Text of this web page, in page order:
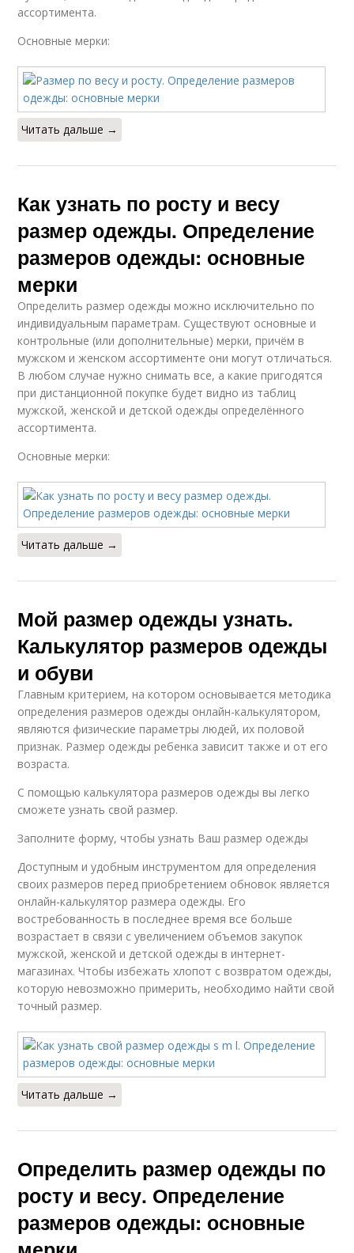
ассортимента.
Основные мерки:
Читать дальше →
Как узнать по росту и весу
размер одежды. Определение
размеров одежды: основные
мерки
Определить размер одежды можно исключительно по
индивидуальным параметрам. Существуют основные и
контрольные (или дополнительные) мерки, причём в
мужском и женском ассортименте они могут отличаться.
В любом случае нужно снимать все, а какие пригодятся
при дистанционной покупке будет видно из таблиц
мужской, женской и детской одежды определённого
ассортимента.
Основные мерки:
Читать дальше →
Мой размер одежды узнать.
Калькулятор размеров одежды
и обуви
Главным критерием, на котором основывается методика
определения размеров одежды онлайн-калькулятором,
являются физические параметры людей, их половой
признак. Размер одежды ребенка зависит также и от его
возраста.
С помощью калькулятора размеров одежды вы легко
сможете узнать свой размер.
Заполните форму, чтобы узнать Ваш размер одежды
Доступным и удобным инструментом для определения
своих размеров перед приобретением обновок является
онлайн-калькулятор размера одежды. Его
востребованность в последнее время все больше
возрастает в связи с увеличением объемов закупок
мужской, женской и детской одежды в интернет-
магазинах. Чтобы избежать хлопот с возвратом одежды,
которую невозможно примерить, необходимо найти свой
точный размер.
Читать дальше →
Определить размер одежды по
росту и весу. Определение
размеров одежды: основные